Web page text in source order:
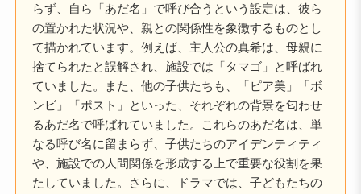
らず、自ら「あだ名」で呼び合うという設定は、彼ら
の置かれた状況や、親との関係性を象徴するものとし
て描かれています。例えば、主人公の真希は、母親に
捨てられたと誤解され、施設では「タマゴ」と呼ばれ
ていました。また、他の子供たちも、「ピア美」「ボ
ンビ」「ポスト」といった、それぞれの背景を匂わせ
るあだ名で呼ばれていました。これらのあだ名は、単
なる呼び名に留まらず、子供たちのアイデンティティ
や、施設での人間関係を形成する上で重要な役割を果
たしていました。さらに、ドラマでは、子どもたちの